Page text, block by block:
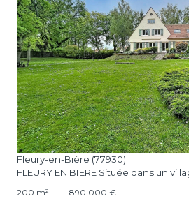
voir le bien
Fleury-en-Bière (77930)
FLEURY EN BIERE Située dans un
200 m² - 890 000 €